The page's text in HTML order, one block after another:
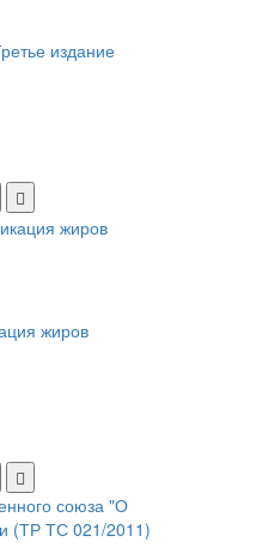
издание
жиров